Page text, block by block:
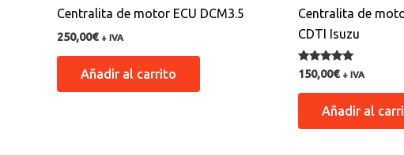
Centralita de motor ECU DCM3.5
250,00€ + IVA
Añadir al carrito
Centralita de
CDTI Isuzu
Valorado con
5.00
de 5
150,00€ + IVA
Añadir al